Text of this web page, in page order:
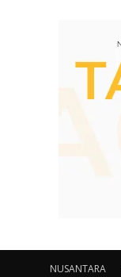
NUSANTARA